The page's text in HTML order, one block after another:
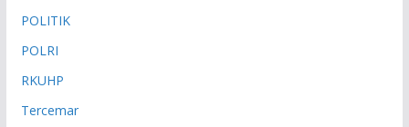
POLITIK
POLRI
RKUHP
Tercemar